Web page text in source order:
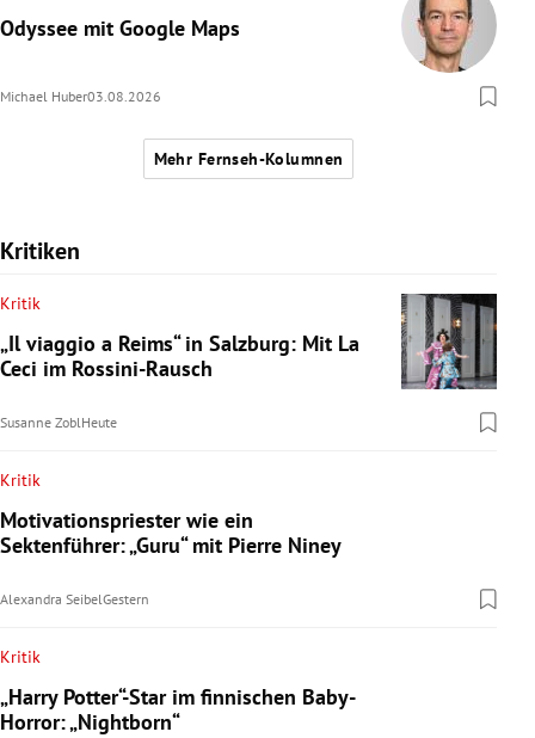
Odyssee mit Google Maps
Michael Huber03.08.2026
Mehr Fernseh-Kolumnen
Kritiken
Kritik
„Il viaggio a Reims“ in Salzburg: Mit La
Ceci im Rossini-Rausch
Susanne ZoblHeute
Kritik
Motivationspriester wie ein
Sektenführer: „Guru“ mit Pierre Niney
Alexandra SeibelGestern
Kritik
„Harry Potter“-Star im finnischen Baby-
Horror: „Nightborn“